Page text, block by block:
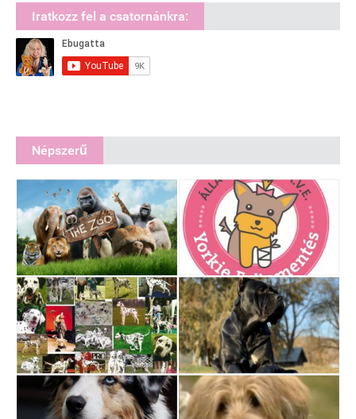
Iratkozz fel a csatornánkra:
Népszerű